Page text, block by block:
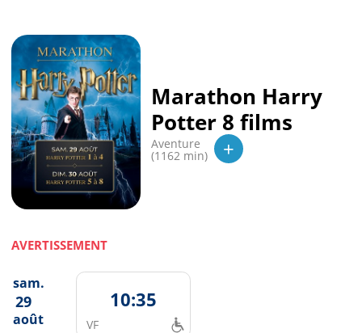
Marathon Harry
Potter 8 films
Aventure
(1162 min) +
AVERTISSEMENT
sam.
29
août
10:35
VF